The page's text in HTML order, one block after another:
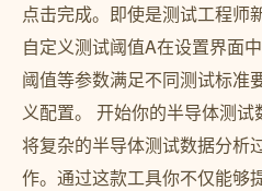
点击完成。即使是测试工程师
自定义测试阈值A在设置界面
阈值等参数满足不同测试标准
义配置。 开始你的半导体测
将复杂的半导体测试数据分析
作。通过这款工具你不仅能够